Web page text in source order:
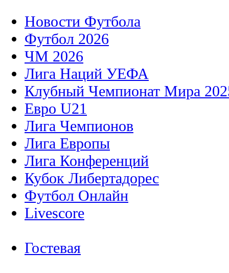
Новости Футбола
Футбол 2026
ЧМ 2026
Лига Наций УЕФА
Клубный Чемпионат Мира
Евро U21
Лига Чемпионов
Лига Европы
Лига Конференций
Кубок Либертадорес
Футбол Онлайн
Livescore
Гостевая